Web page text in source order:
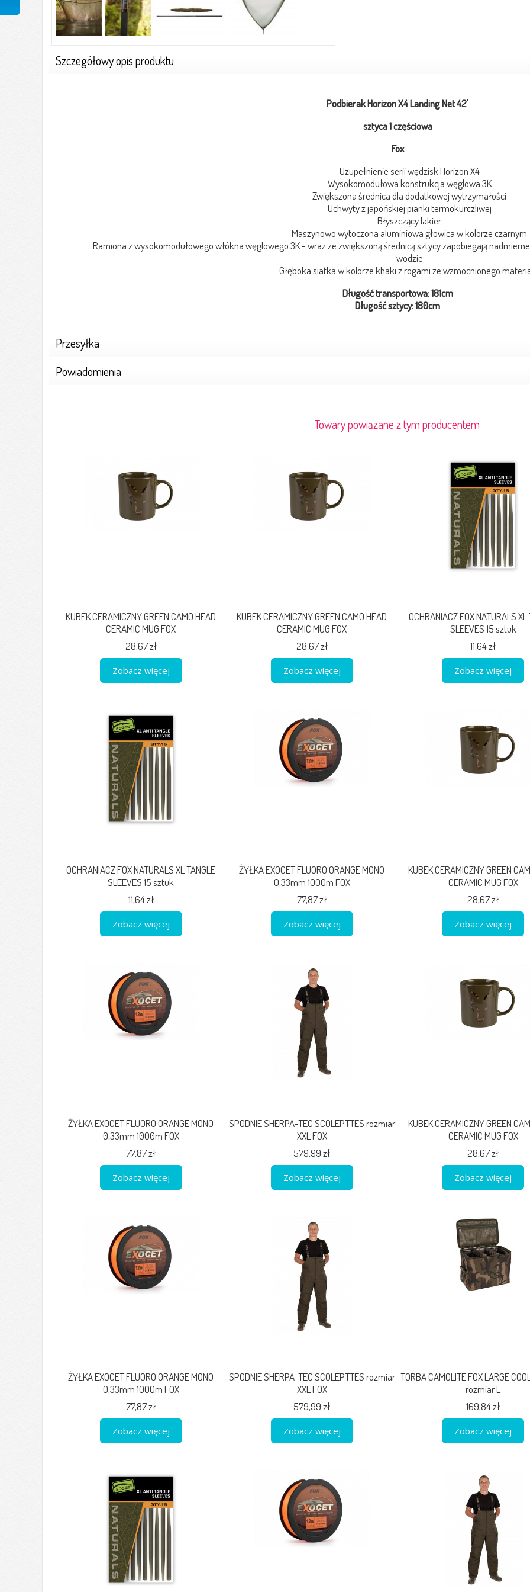
Szczegółowy opis produktu
Podbierak Horizon X4 Landing Net 42'
sztyca 1 częściowa
Fox
Uzupełnienie serii wędzisk Horizon X4
Wysokomodułowa konstrukcja węglowa 3K
Zwiększona średnica dla dodatkowej wytrzymałości
Uchwyty z japońskiej pianki termokurczliwej
Błyszczący lakier
Maszynowo wytoczona aluminiowa głowica w kolorze czarnym
Ramiona z wysokomodułowego włókna węglowego 3K - wraz ze zwiększoną średnicą sztycy zapobiegają
wodzie
Głęboka siatka w kolorze khaki z rogami ze wzmocnionego
Długość transportowa: 181cm
Długość sztycy: 180cm
Przesyłka
Powiadomienia
Towary powiązane z tym producentem
KUBEK CERAMICZNY GREEN CAMO HEAD
CERAMIC MUG FOX
28,67 zł
Zobacz więcej
KUBEK CERAMICZNY GREEN CAMO HEAD
CERAMIC MUG FOX
28,67 zł
Zobacz więcej
OCHRANIACZ FOX NATURALS XL
SLEEVES 15 sztuk
11,64 zł
Zobacz więcej
OCHRANIACZ FOX NATURALS XL TANGLE
SLEEVES 15 sztuk
11,64 zł
Zobacz więcej
ŻYŁKA EXOCET FLUORO ORANGE MONO
0,33mm 1000m FOX
77,87 zł
Zobacz więcej
KUBEK CERAMICZNY GREEN
CERAMIC MUG FOX
28,67 zł
Zobacz więcej
ŻYŁKA EXOCET FLUORO ORANGE MONO
0,33mm 1000m FOX
77,87 zł
Zobacz więcej
SPODNIE SHERPA-TEC SCOLEPTTES rozmiar
XXL FOX
579,99 zł
Zobacz więcej
KUBEK CERAMICZNY GREEN
CERAMIC MUG FOX
28,67 zł
Zobacz więcej
ŻYŁKA EXOCET FLUORO ORANGE MONO
0,33mm 1000m FOX
77,87 zł
Zobacz więcej
SPODNIE SHERPA-TEC SCOLEPTTES rozmiar
XXL FOX
579,99 zł
Zobacz więcej
TORBA CAMOLITE FOX LARGE
rozmiar L
169,84 zł
Zobacz więcej